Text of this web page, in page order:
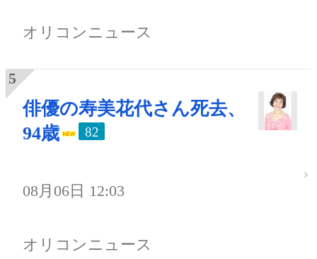
オリコンニュース
俳優の寿美花代さん死去、
94歳
82
08月06日 12:03
オリコンニュース